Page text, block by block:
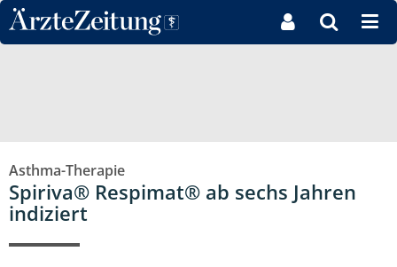
Direkt zum Inhaltsbereich
Asthma-Therapie
Spiriva® Respimat® ab sechs Jahren
indiziert